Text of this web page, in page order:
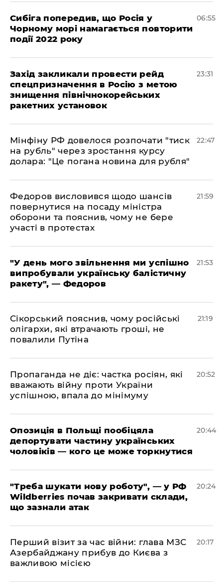
Сибіга попередив, що Росія у
Чорному морі намагається повторити
події 2022 року
06:55
​Захід закликали провести рейд
спецпризначення в Росію з метою
знищення північнокорейських
ракетних установок
23:31
​Мінфіну РФ довелося розпочати "тиск
на рубль" через зростання курсу
долара: "Це погана новина для рубля"
22:47
​Федоров висловився щодо шансів
повернутися на посаду міністра
оборони та пояснив, чому не бере
участі в протестах
21:59
​"У день мого звільнення ми успішно
випробували українську балістичну
ракету", — Федоров
21:53
​Сікорський пояснив, чому російські
олігархи, які втрачають гроші, не
повалили Путіна
21:19
​Пропаганда не діє: частка росіян, які
вважають війну проти України
успішною, впала до мінімуму
20:52
​Опозиція в Польщі пообіцяла
депортувати частину українських
чоловіків — кого це може торкнутися
20:44
​"Треба шукати нову роботу", — у РФ
Wildberries почав закривати склади,
що зазнали атак
20:24
​Перший візит за час війни: глава МЗС
Азербайджану прибув до Києва з
важливою місією
20:17